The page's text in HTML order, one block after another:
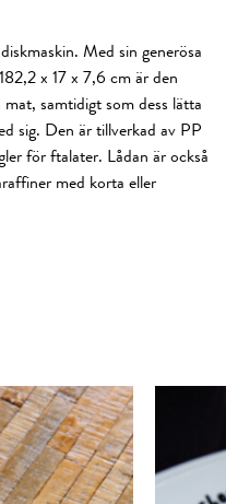
Med sin generösa
x 17 x 7,6 cm är den
samtidigt som dess lätta
sig. Den är tillverkad av PP
för ftalater. Lådan är också
med korta eller